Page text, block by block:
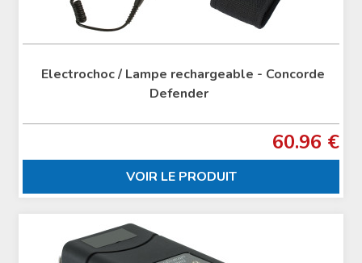
Electrochoc / Lampe rechargeable - Concorde
Defender
60.96 €
VOIR LE PRODUIT